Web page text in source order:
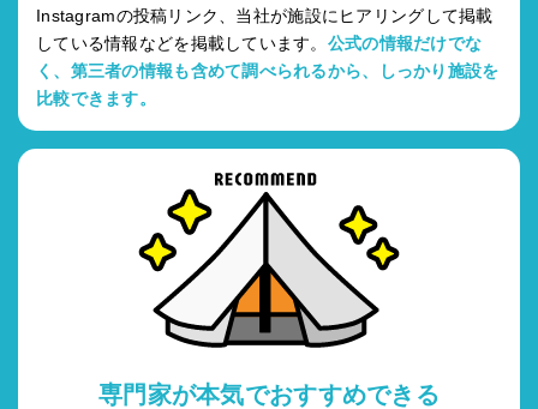
Instagramの投稿リンク、当社が施設にヒアリングして掲載
している情報などを掲載しています。 公式の情報だけでな
く、第三者の情報も含めて調べられるから、しっかり施設を
比較できます。
専門家が本気でおすすめできる